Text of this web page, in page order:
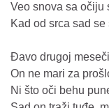
Veo snova sa očiju
Kad od srca sad se
Đavo drugoj
On ne mari za
Ni što oči behu